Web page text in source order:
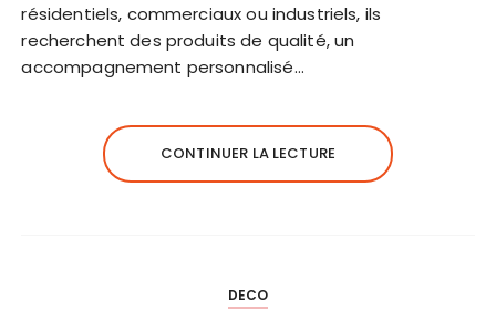
résidentiels, commerciaux ou industriels, ils
recherchent des produits de qualité, un
accompagnement personnalisé…
CONTINUER LA LECTURE
DECO